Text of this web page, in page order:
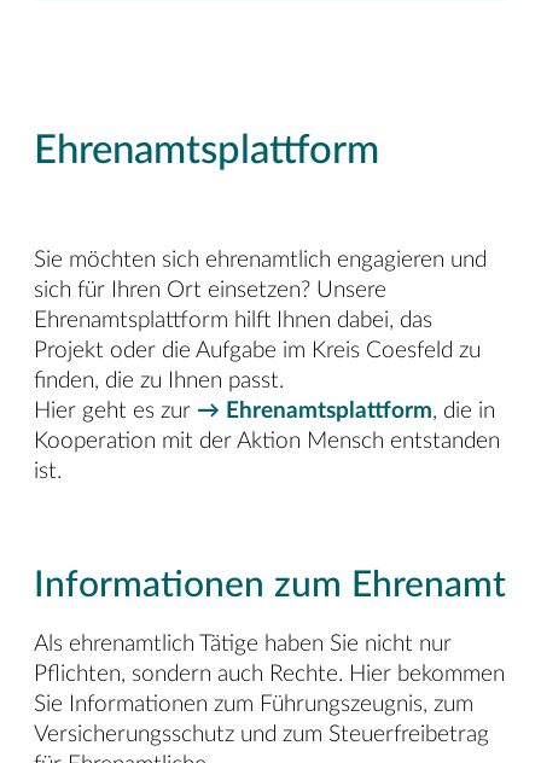
Ehrenamtsplattform
Sie möchten sich ehrenamtlich engagieren und
sich für Ihren Ort einsetzen? Unsere
Ehrenamtsplattform hilft Ihnen dabei, das
Projekt oder die Aufgabe im Kreis Coesfeld zu
finden, die zu Ihnen passt.
Hier geht es zur → Ehrenamtsplattform, die in
Kooperation mit der Aktion Mensch entstanden
ist.
Informationen zum Ehrenamt
Als ehrenamtlich Tätige haben Sie nicht nur
Pflichten, sondern auch Rechte. Hier bekommen
Sie Informationen zum Führungszeugnis, zum
Versicherungsschutz und zum Steuerfreibetrag